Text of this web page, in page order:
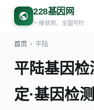
228基因网
一搜就到，全国可约
首页 › 平陆
平陆基因
定·基因检